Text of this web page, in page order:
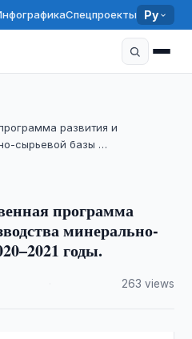
Спецпроекты Ру
развития и
сырьевой базы …
программа
минерально-
годы.
263 views